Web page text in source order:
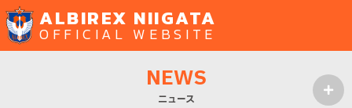
ALBIREX NIIGATA
OFFICIAL WEBSITE
NEWS
ニュース